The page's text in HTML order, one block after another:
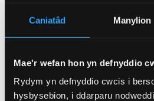
Caniatâd Manylion
Mae'r wefan hon yn defnyddio
Rydym yn defnyddio cwcis i
hysbysebion, i ddarparu